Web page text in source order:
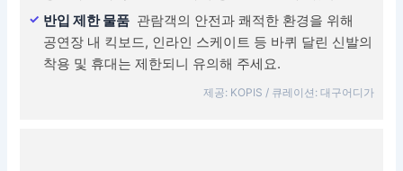
반입 제한 물품 관람객의 안전과 쾌적한 환경을 위해
공연장 내 킥보드, 인라인 스케이트 등 바퀴 달린 신발의
착용 및 휴대는 제한되니 유의해 주세요.
제공: KOPIS / 큐레이션: 대구어디가